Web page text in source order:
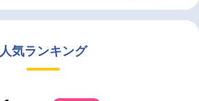
人気ランキング